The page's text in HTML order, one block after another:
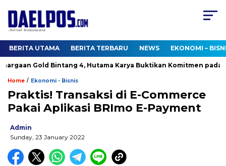
BERITA UTAMA BERITA TERBARU NEWS EKONOMI –
Gold Bintang 4, Hutama Karya Buktikan Komitmen pada
Home / Ekonomi - Bisnis
Praktis! Transaksi di E-Commerce
Pakai Aplikasi BRImo E-Payment
Admin
Sunday, 23 January 2022